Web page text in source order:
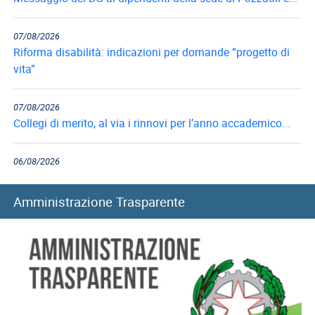
del
Lavoro
Ricerca
Modulistica
Norme
e
Direttivo
Ancl
ENPACL
Previdenza
Enpacl
07/08/2026
Riforma disabilità: indicazioni per domande “progetto di
vita”
07/08/2026
Collegi di merito, al via i rinnovi per l’anno accademico...
06/08/2026
05/08/2026
Filiale di Pozzuoli: chiusura temporanea a seguito di
Amministrazione Trasparente